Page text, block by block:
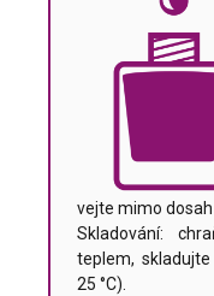
vejte mimo dosah
Skladování:
teplem,
25 °C).